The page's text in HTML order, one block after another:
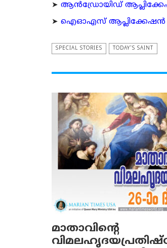
➤ ആന്‍ഡ്രോയിഡ്
➤ ഐഓഎസ് ആപ്ലിക്കേഷന്‍
SPECIAL STORIES TODAY'S SAINT
മാതാവിന്റെ